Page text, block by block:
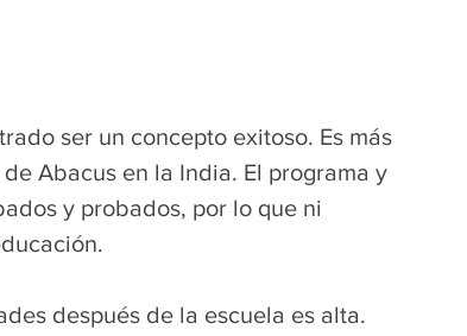
ser un concepto exitoso. Es más
Abacus en la India. El programa y
y probados, por lo que ni
después de la escuela es alta.